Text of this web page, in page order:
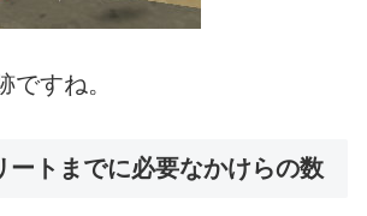
ですね。
ートまでに必要なかけらの数